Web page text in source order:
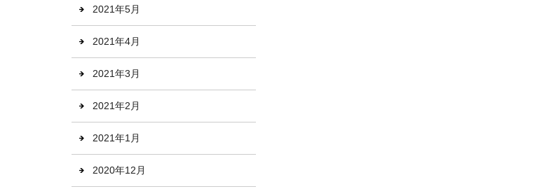
2021年5月
2021年4月
2021年3月
2021年2月
2021年1月
2020年12月